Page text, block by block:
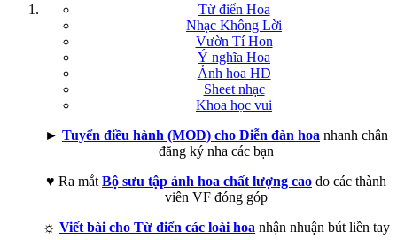
Từ điển Hoa
Nhạc Không Lời
Vườn Tí Hon
Ý nghĩa Hoa
Ảnh hoa HD
Sheet nhạc
Khoa học vui
► Tuyển điều hành (MOD) cho Diễn đàn hoa nhanh chân
đăng ký nha các bạn
♥ Ra mắt Bộ sưu tập ảnh hoa chất lượng cao do các thành
viên VF đóng góp
☼ Viết bài cho Từ điển các loài hoa nhận nhuận bút liền tay